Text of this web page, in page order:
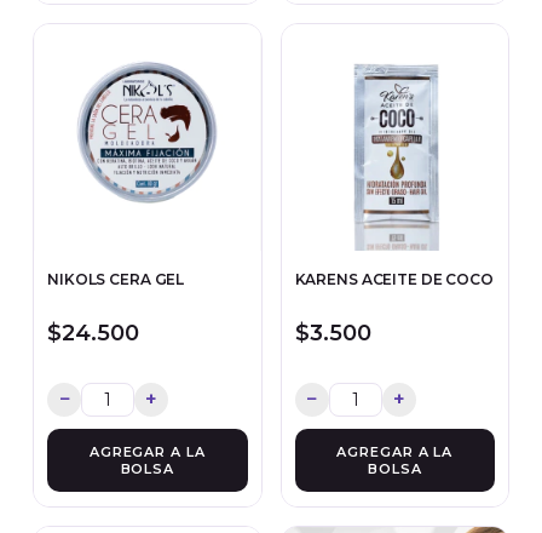
NIKOLS CERA GEL
$24.500
− +
AGREGAR A LA
BOLSA
KARENS ACEITE DE COCO
$3.500
− +
AGREGAR A LA
BOLSA